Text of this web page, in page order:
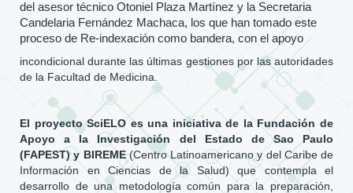
del asesor técnico Otoniel Plaza Martínez y la Secretaria
Candelaria Fernández Machaca, los que han tomado este
proceso de Re-indexación como bandera, con el apoyo
incondicional durante las últimas gestiones por las autoridades
de la Facultad de Medicina.
El proyecto SciELO es una iniciativa de la Fundación de
Apoyo a la Investigación del Estado de Sao Paulo
(FAPEST) y BIREME(Centro Latinoamericano y del Caribe de
Información en Ciencias de la Salud) que contempla el
desarrollo de una metodología común para la preparación,